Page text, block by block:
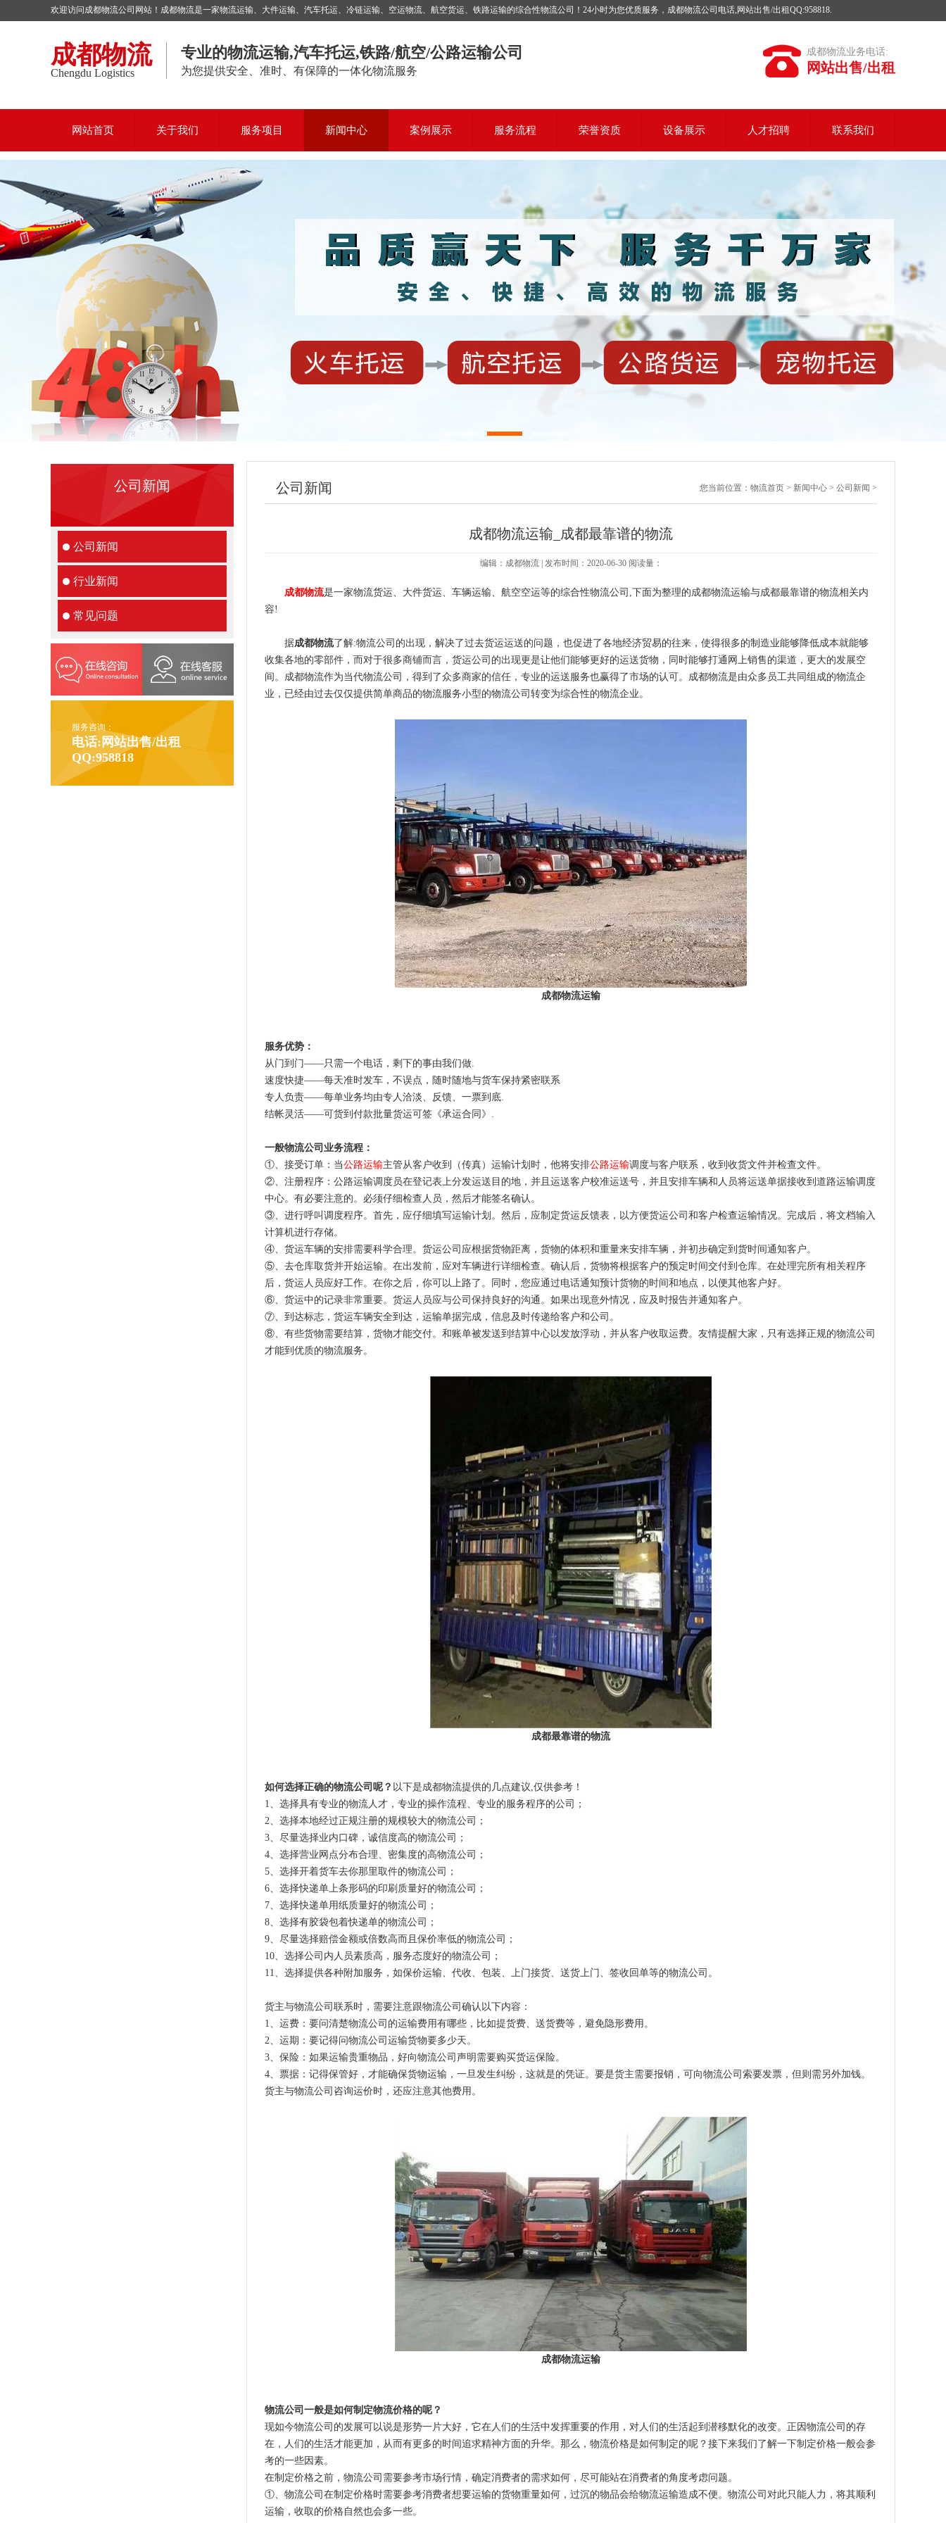
欢迎访问成都物流公司网站！成都物流是一家物流运输、大件运输、汽车托运、冷链运输、空运物流、航空货运、铁路运输的综合性物流公司！24小时为您优质服务，成都物流公司电话,网站出售/出租QQ:958818.
成都物流
Chengdu Logistics
专业的物流运输,汽车托运,铁路/航空/公路运输公司
为您提供安全、准时、有保障的一体化物流服务
成都物流业务电话:
网站出售/出租
网站首页 关于我们 服务项目 新闻中心 案例展示 服务流程 荣誉资质 设备展示 人才招聘 联系我们
公司新闻
公司新闻
行业新闻
常见问题
服务咨询：
电话:网站出售/出租
QQ:958818
公司新闻 您当前位置： 物流首页 > 新闻中心 > 公司新闻 >
成都物流运输_成都最靠谱的物流
编辑：成都物流 | 发布时间：2020-06-30 阅读量：
成都物流是一家物流货运、大件货运、车辆运输、航空空运等的综合性物流公司,下面为整理的成都物流运输与成都最靠谱的物流相关内
容!
据成都物流了解:物流公司的出现，解决了过去货运运送的问题，也促进了各地经济贸易的往来，使得很多的制造业能够降低成本就能够
收集各地的零部件，而对于很多商铺而言，货运公司的出现更是让他们能够更好的运送货物，同时能够打通网上销售的渠道，更大的发展空
间。成都物流作为当代物流公司，得到了众多商家的信任，专业的运送服务也赢得了市场的认可。成都物流是由众多员工共同组成的物流企
业，已经由过去仅仅提供简单商品的物流服务小型的物流公司转变为综合性的物流企业。
成都物流运输
服务优势：
从门到门——只需一个电话，剩下的事由我们做.
速度快捷——每天准时发车，不误点，随时随地与货车保持紧密联系
专人负责——每单业务均由专人洽淡、反馈、一票到底.
结帐灵活——可货到付款批量货运可签《承运合同》.
一般物流公司业务流程：
①、接受订单：当公路运输主管从客户收到（传真）运输计划时，他将安排公路运输调度与客户联系，收到收货文件并检查文件。
②、注册程序：公路运输调度员在登记表上分发运送目的地，并且运送客户校准运送号，并且安排车辆和人员将运送单据接收到道路运输调度
中心。有必要注意的。必须仔细检查人员，然后才能签名确认。
③、进行呼叫调度程序。首先，应仔细填写运输计划。然后，应制定货运反馈表，以方便货运公司和客户检查运输情况。完成后，将文档输入
计算机进行存储。
④、货运车辆的安排需要科学合理。货运公司应根据货物距离，货物的体积和重量来安排车辆，并初步确定到货时间通知客户。
⑤、去仓库取货并开始运输。在出发前，应对车辆进行详细检查。确认后，货物将根据客户的预定时间交付到仓库。在处理完所有相关程序
后，货运人员应好工作。在你之后，你可以上路了。同时，您应通过电话通知预计货物的时间和地点，以便其他客户好。
⑥、货运中的记录非常重要。货运人员应与公司保持良好的沟通。如果出现意外情况，应及时报告并通知客户。
⑦、到达标志，货运车辆安全到达，运输单据完成，信息及时传递给客户和公司。
⑧、有些货物需要结算，货物才能交付。和账单被发送到结算中心以发放浮动，并从客户收取运费。友情提醒大家，只有选择正规的物流公司
才能到优质的物流服务。
成都最靠谱的物流
如何选择正确的物流公司呢？ 以下是成都物流提供的几点建议,仅供参考！
1、选择具有专业的物流人才，专业的操作流程、专业的服务程序的公司；
2、选择本地经过正规注册的规模较大的物流公司；
3、尽量选择业内口碑，诚信度高的物流公司；
4、选择营业网点分布合理、密集度的高物流公司；
5、选择开着货车去你那里取件的物流公司；
6、选择快递单上条形码的印刷质量好的物流公司；
7、选择快递单用纸质量好的物流公司；
8、选择有胶袋包着快递单的物流公司；
9、尽量选择赔偿金额或倍数高而且保价率低的物流公司；
10、选择公司内人员素质高，服务态度好的物流公司；
11、选择提供各种附加服务，如保价运输、代收、包装、上门接货、送货上门、签收回单等的物流公司。
货主与物流公司联系时，需要注意跟物流公司确认以下内容：
1、运费：要问清楚物流公司的运输费用有哪些，比如提货费、送货费等，避免隐形费用。
2、运期：要记得问物流公司运输货物要多少天。
3、保险：如果运输贵重物品，好向物流公司声明需要购买货运保险。
4、票据：记得保管好，才能确保货物运输，一旦发生纠纷，这就是的凭证。要是货主需要报销，可向物流公司索要发票，但则需另外加钱。
货主与物流公司咨询运价时，还应注意其他费用。
成都物流运输
物流公司一般是如何制定物流价格的呢？
现如今物流公司的发展可以说是形势一片大好，它在人们的生活中发挥重要的作用，对人们的生活起到潜移默化的改变。正因物流公司的存
在，人们的生活才能更加，从而有更多的时间追求精神方面的升华。那么，物流价格是如何制定的呢？接下来我们了解一下制定价格一般会参
考的一些因素。
在制定价格之前，物流公司需要参考市场行情，确定消费者的需求如何，尽可能站在消费者的角度考虑问题。
①、物流公司在制定价格时需要参考消费者想要运输的货物重量如何，过沉的物品会给物流运输造成不便。物流公司对此只能人力，将其顺利
运输，收取的价格自然也会多一些。